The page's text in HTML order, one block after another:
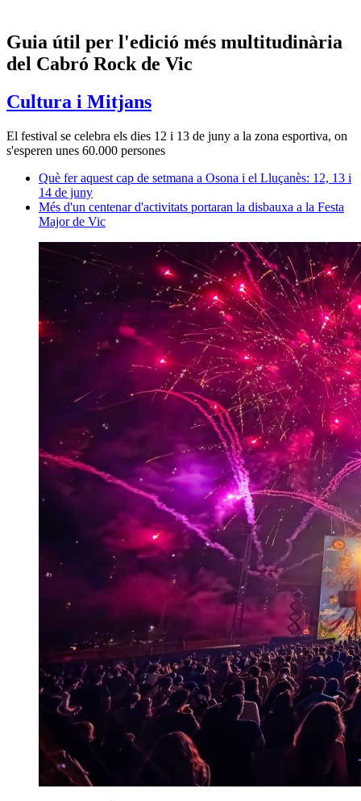
Guia útil per l'edició més multitudinària
del Cabró Rock de Vic
Cultura i Mitjans
El festival se celebra els dies 12 i 13 de juny a la zona esportiva, on
s'esperen unes 60.000 persones
Què fer aquest cap de setmana a Osona i el Lluçanès: 12, 13 i
14 de juny
Més d'un centenar d'activitats portaran la disbauxa a la Festa
Major de Vic